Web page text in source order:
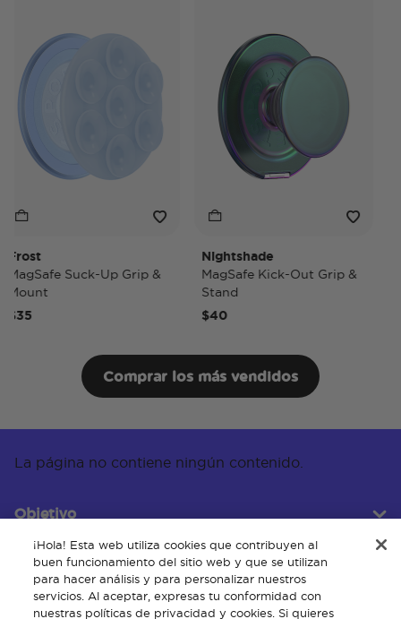
Suck-Up Grip &
Nightshade
MagSafe Kick-Out Grip &
Stand
$40
Comprar los más vendidos
La página no contiene ningún contenido.
Objetivo
Servicio al cliente
¡Hola! Esta web utiliza cookies que contribuyen al
buen funcionamiento del sitio web y que se utilizan
para hacer análisis y para personalizar nuestros
servicios. Al aceptar, expresas tu conformidad con
nuestras políticas de privacidad y cookies. Si quieres